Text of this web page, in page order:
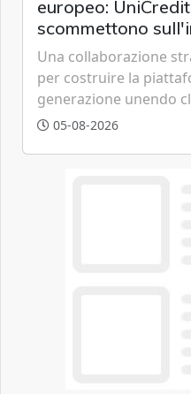
europeo:
scommettono
tecnologica
Una collaborazione
per costruire la
generazione unendo
artificiale.
05-08-2026